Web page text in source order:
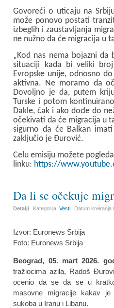
Govoreći o uticaju na
može ponovo postati
izbeglih i zaustavljanja
ne nužno da će migracija u
„Kod nas nema bojazni
situaciji kada bi veliki
Evropske unije, odnosno
aktivna. Ne moramo da
Dovoljno je da, putem
Turske i potom
Dakle, čak i ako dođe do
očekivati da će migracija u
sigurno da će Balkan
zaključio je Đurović.
Celu emisiju možete
linku: https://
Da li se očekuje
Detalji Kategorija:Vesti Datum kreiranja
Izvor: Euronews Srbija
Foto: Euronews Srbija
Beograd, 05. mart 2026.
tražiocima azila, Radoš
ocenio da se da se u
masovne migracije kakav je
sukoba u Iranu i Libanu.